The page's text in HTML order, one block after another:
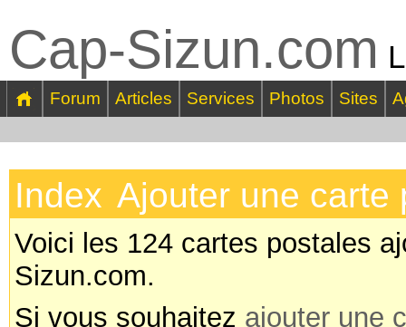
Cap-Sizun.com
Forum Articles Services Photos Sites
Index Ajouter une carte
Voici les 124 cartes postales
Sizun.com.
Si vous souhaitez ajouter une